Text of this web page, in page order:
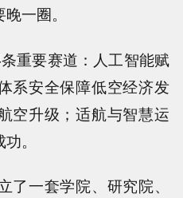
一圈。
重要赛道：人工智能赋
系安全保障低空经济发
空升级；适航与智慧运
。
一套学院、研究院、